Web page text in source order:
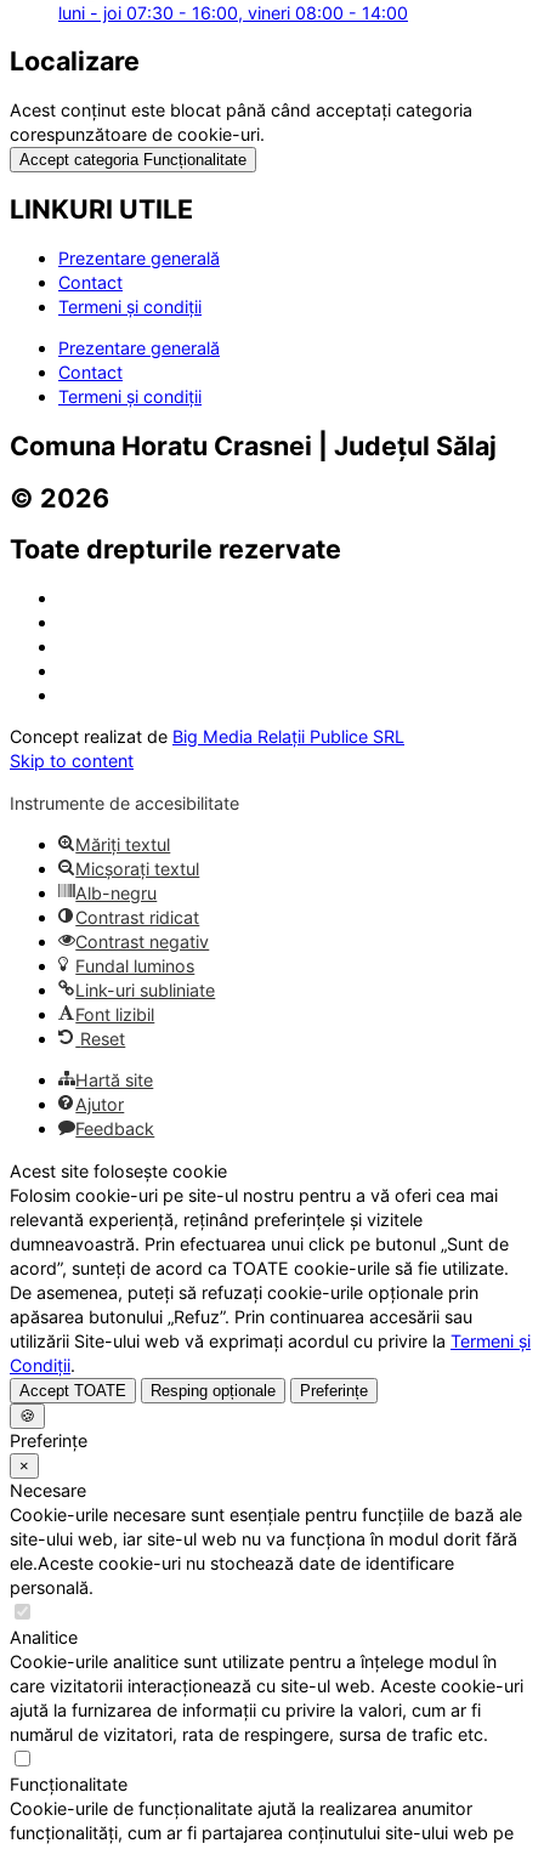
luni - joi 07:30 - 16:00, vineri 08:00 - 14:00
Localizare
Acest conținut este blocat până când acceptați categoria
corespunzătoare de cookie-uri.
Accept categoria Funcționalitate
LINKURI UTILE
Prezentare generală
Contact
Termeni și condiții
Prezentare generală
Contact
Termeni și condiții
Comuna Horatu Crasnei | Județul Sălaj
© 2026
Toate drepturile rezervate
Concept realizat de Big Media Relații Publice SRL
Skip to content
Instrumente de accesibilitate
Măriți textul
Micșorați textul
Alb-negru
Contrast ridicat
Contrast negativ
Fundal luminos
Link-uri subliniate
Font lizibil
Reset
Hartă site
Ajutor
Feedback
Acest site folosește cookie
Folosim cookie-uri pe site-ul nostru pentru a vă oferi cea mai
relevantă experiență, reținând preferințele și vizitele
dumneavoastră. Prin efectuarea unui click pe butonul „Sunt de
acord”, sunteți de acord ca TOATE cookie-urile să fie utilizate.
De asemenea, puteți să refuzați cookie-urile opționale prin
apăsarea butonului „Refuz”. Prin continuarea accesării sau
utilizării Site-ului web vă exprimați acordul cu privire la Termeni și
Condiții.
Accept TOATE Resping opționale
Preferințe
🍪
Preferințe
×
Necesare
Cookie-urile necesare sunt esențiale pentru funcțiile de bază ale
site-ului web, iar site-ul web nu va funcționa în modul dorit fără
ele.Aceste cookie-uri nu stochează date de identificare
personală.
Analitice
Cookie-urile analitice sunt utilizate pentru a înțelege modul în
care vizitatorii interacționează cu site-ul web. Aceste cookie-uri
ajută la furnizarea de informații cu privire la valori, cum ar fi
numărul de vizitatori, rata de respingere, sursa de trafic etc.
Funcționalitate
Cookie-urile de funcționalitate ajută la realizarea anumitor
funcționalități, cum ar fi partajarea conținutului site-ului web pe